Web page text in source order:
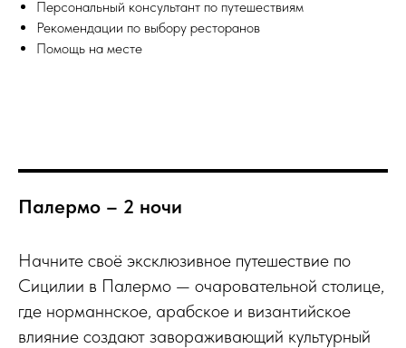
Персональный консультант по путешествиям
Рекомендации по выбору ресторанов
Помощь на месте
Палермо – 2 ночи
Начните своё эксклюзивное путешествие по
Сицилии в Палермо — очаровательной столице,
где норманнское, арабское и византийское
влияние создают завораживающий культурный